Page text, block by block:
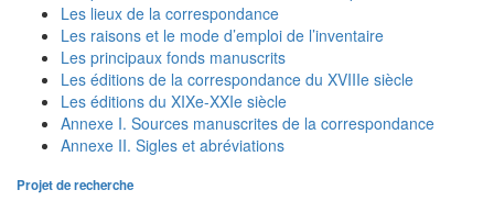
Les lieux de la correspondance
Les raisons et le mode d’emploi de l’inventaire
Les principaux fonds manuscrits
Les éditions de la correspondance du XVIIIe siècle
Les éditions du XIXe-XXIe siècle
Annexe I. Sources manuscrites de la correspondance
Annexe II. Sigles et abréviations
Projet de recherche